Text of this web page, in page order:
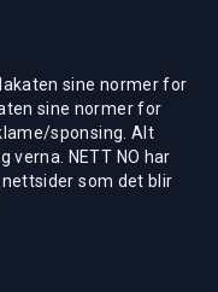
sine normer for
sine normer for
sponsing. Alt
verna. NETT NO har
som det blir